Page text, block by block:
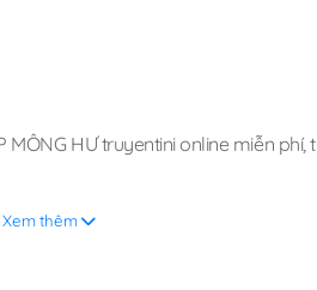
MÔNG HƯ truyentini online miễn phí,
Xem thêm